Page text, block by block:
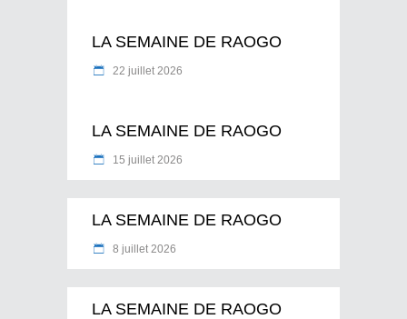
LA SEMAINE DE RAOGO
22 juillet 2026
LA SEMAINE DE RAOGO
15 juillet 2026
LA SEMAINE DE RAOGO
8 juillet 2026
LA SEMAINE DE RAOGO